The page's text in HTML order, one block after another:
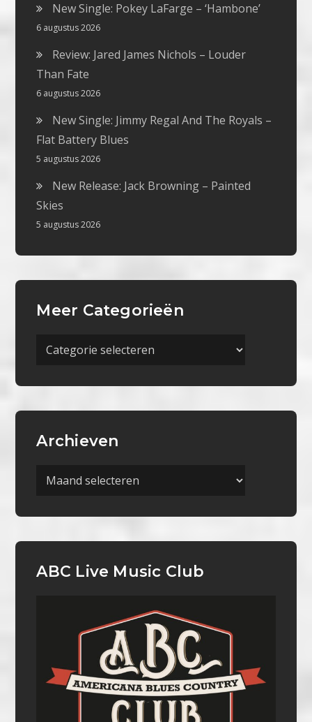
New Single: Pokey LaFarge – ‘Hambone’
6 augustus 2026
Review: Jared James Nichols – Louder
Than Fate
6 augustus 2026
New Single: Jimmy Regal And The Royals –
Flat Battery Blues
5 augustus 2026
New Release: Jack Browning – Painted
Skies
5 augustus 2026
Meer Categorieën
Meer
Archieven
Archieven
ABC Live Music Club